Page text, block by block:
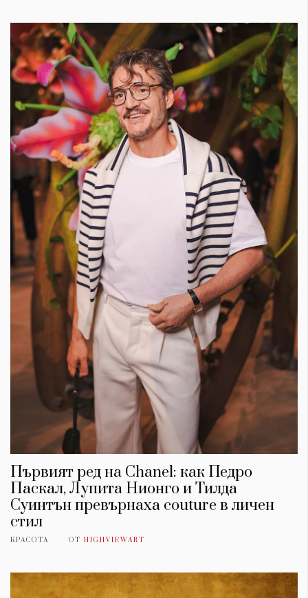
Първият ред на Chanel: как Педро
Паскал, Лупита Нионго и Тилда
Суинтън превърнаха couture в личен
стил
КРАСОТА ОТ HIGHVIEWART